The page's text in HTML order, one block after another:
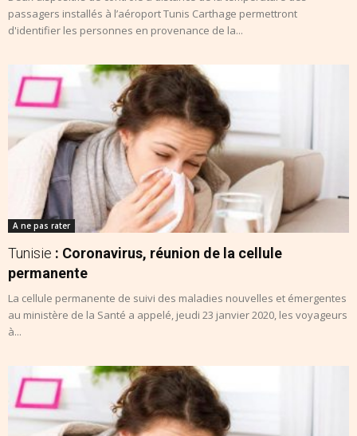
passagers installés à l’aéroport Tunis Carthage permettront
d'identifier les personnes en provenance de la...
A ne pas rater
Tunisie : Coronavirus, réunion de la cellule
permanente
La cellule permanente de suivi des maladies nouvelles et émergentes
au ministère de la Santé a appelé, jeudi 23 janvier 2020, les voyageurs
à...